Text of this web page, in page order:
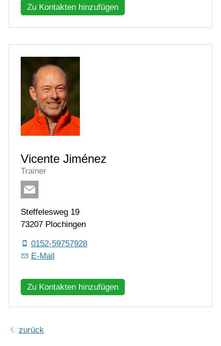
Zu Kontakten hinzufügen
Vicente Jiménez
Trainer
Steffelesweg 19
73207 Plochingen
0152-59757928
E-Mail
Zu Kontakten hinzufügen
zurück